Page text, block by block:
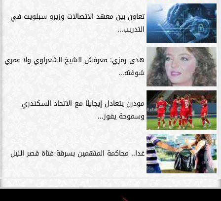
تعاون بين معهد الاتصالات وزيرو سبلويت في
التدريب...
هدى رمزي: معرفش الشيخ الشعراوي ولا عمري
شوفته...
مودرن يتعادل إيجابيًا مع الاتحاد السكندري
وسموحة يفوز...
غدا.. محاكمة المتهمين بسرقة فتاة قصر النيل